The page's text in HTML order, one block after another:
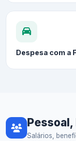
Despesa com a
Pessoal,
Salários,